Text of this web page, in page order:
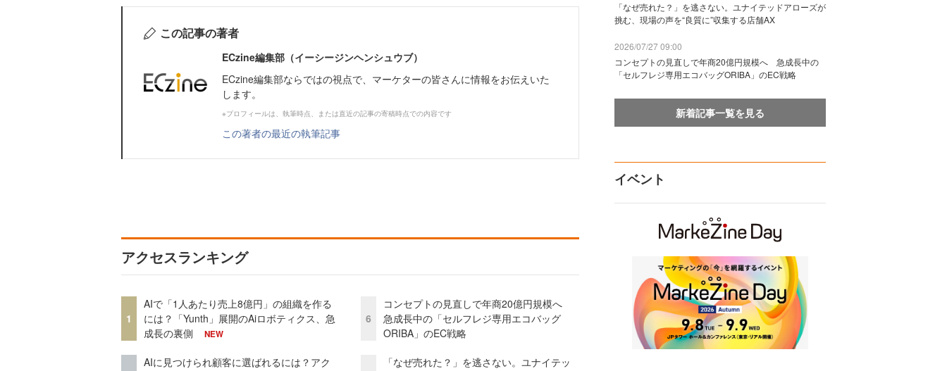
この記事の著者
ECzine編集部（イーシージンヘンシュウブ）
ECzine編集部ならではの視点で、マーケターの皆さんに情報をお伝えいた
します。
※プロフィールは、執筆時点、または直近の記事の寄稿時点での内容です
この著者の最近の執筆記事
アクセスランキング
1
AIで「1人あたり売上8億円」の組織を作る
には？「Yunth」展開のAiロボティクス、急
成長の裏側
NEW
AIに見つけられ顧客に選ばれるには？アク
6
コンセプトの見直しで年商20億円規模へ
急成長中の「セルフレジ専用エコバッグ
ORIBA」のEC戦略
「なぜ売れた？」を逃さない。ユナイテッ
「なぜ売れた？」を逃さない。ユナイテッドアローズが
挑む、現場の声を“良質に”収集する店舗AX
2026/07/27 09:00
コンセプトの見直しで年商20億円規模へ 急成長中の
「セルフレジ専用エコバッグORIBA」のEC戦略
新着記事一覧を見る
イベント